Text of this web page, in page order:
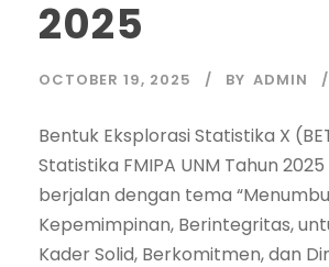
2025
OCTOBER 19, 2025 BY ADMIN
Bentuk Eksplorasi Statistika X
Statistika FMIPA UNM Tahun
berjalan dengan tema
Kepemimpinan, Berintegritas,
Kader Solid, Berkomitmen, dan